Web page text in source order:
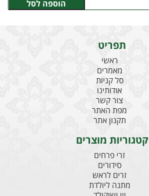
הוספה לסל
תפריט
ראשי
מאמרים
סל קניות
אודותינו
צור קשר
מפת האתר
תקנון אתר
קטגוריות מוצרים
זרי פרחים
סידורים
זרים לראש
מתנה ליולדת